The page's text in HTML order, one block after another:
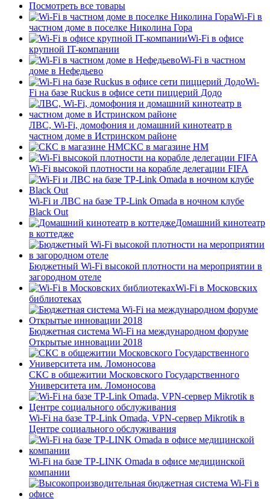
Посмотреть все товары
Wi-Fi в
частном доме в поселке Николина Гора
Wi-Fi в офисе
крупной IT-компании
Wi-Fi в частном
доме в Нефедьево
Wi-
Fi на базе Ruckus в офисе сети пиццерий Додо
ЛВС, Wi-Fi, домофония и домашний кинотеатр в
частном доме в Истринском районе
СКС в магазине HM
Wi-Fi высокой плотности на корабле делегации FIFA
Wi-Fi и ЛВС на базе TP-Link Omada в ночном клубе
Black Out
Домашний кинотеатр
в коттедже
Бюджетный Wi-Fi высокой плотности на мероприятии в
загородном отеле
Wi-Fi в Московских
библиотеках
Бюджетная система Wi-Fi на международном форуме
Открытые инновации 2018
СКС в общежитии Московского Государственного
Университета им. Ломоносова
Wi-Fi на базе TP-Link Omada, VPN-сервер Mikrotik в
Центре социального обслуживания
Wi-Fi на базе TP-LINK Omada в офисе медицинской
компании